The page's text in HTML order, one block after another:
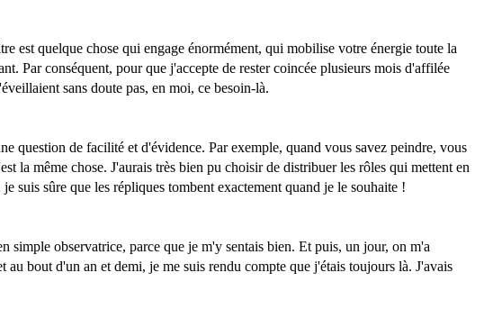
est quelque chose qui engage énormément, qui mobilise votre énergie toute la
Par conséquent, pour que j'accepte de rester coincée plusieurs mois d'affilée
sans doute pas, en moi, ce besoin-là.
question de facilité et d'évidence. Par exemple, quand vous savez peindre, vous
la même chose. J'aurais très bien pu choisir de distribuer les rôles qui mettent en
suis sûre que les répliques tombent exactement quand je le souhaite !
simple observatrice, parce que je m'y sentais bien. Et puis, un jour, on m'a
bout d'un an et demi, je me suis rendu compte que j'étais toujours là. J'avais